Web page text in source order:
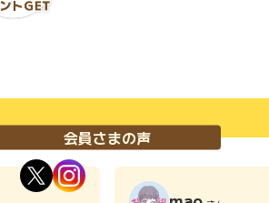
会員さまの声